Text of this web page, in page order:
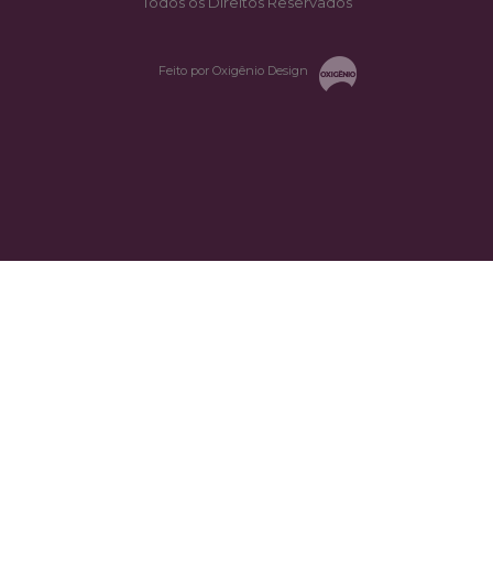
Feito por Oxigênio Design